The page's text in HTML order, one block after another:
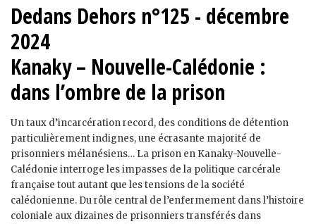
Dedans Dehors n°125 - décembre
2024
Kanaky – Nouvelle-Calédonie :
dans l’ombre de la prison
Un taux d’incarcération record, des conditions de détention
particulièrement indignes, une écrasante majorité de
prisonniers mélanésiens… La prison en Kanaky-Nouvelle-
Calédonie interroge les impasses de la politique carcérale
française tout autant que les tensions de la société
calédonienne. Du rôle central de l’enfermement dans l’histoire
coloniale aux dizaines de prisonniers transférés dans